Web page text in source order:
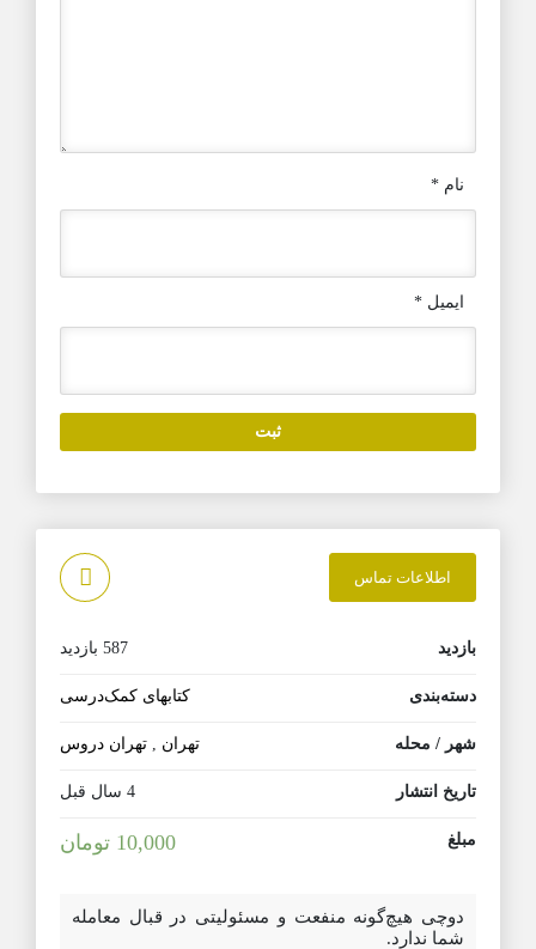
نام *
ایمیل *
اطلاعات تماس
بازدید 587 بازدید
دسته‌بندی کتابهای کمک‌درسی
شهر / محله تهران تهران دروس
تاریخ انتشار 4 سال قبل
مبلغ 10,000 تومان
دوچی هیچ‌گونه منفعت و مسئولیتی در قبال معامله
شما ندارد.